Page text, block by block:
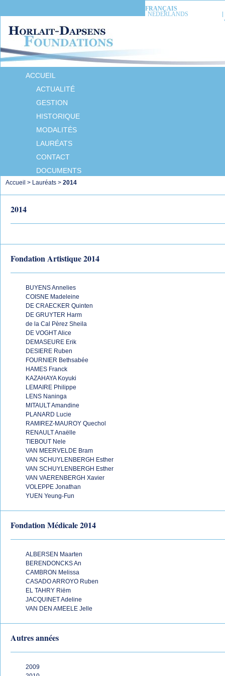
FRANÇAIS
NEDERLANDS
ACCUEIL
ACTUALITÉ
GESTION
HISTORIQUE
MODALITÉS
LAURÉATS
CONTACT
DOCUMENTS
Accueil > Lauréats > 2014
2014
Fondation Artistique 2014
BUYENS Annelies
COISNE Madeleine
DE CRAECKER Quinten
DE GRUYTER Harm
de la Cal Pèrez Sheila
DE VOGHT Alice
DEMASEURE Erik
DESIERE Ruben
FOURNIER Bethsabée
HAMES Franck
KAZAHAYA Koyuki
LEMAIRE Philippe
LENS Naninga
MITAULT Amandine
PLANARD Lucie
RAMIREZ-MAUROY Quechol
RENAULT Anaëlle
TIEBOUT Nele
VAN MEERVELDE Bram
VAN SCHUYLENBERGH Esther
VAN SCHUYLENBERGH Esther
VAN VAERENBERGH Xavier
VOLEPPE Jonathan
YUEN Yeung-Fun
Fondation Médicale 2014
ALBERSEN Maarten
BERENDONCKS An
CAMBRON Melissa
CASADO ARROYO Ruben
EL TAHRY Riëm
JACQUINET Adeline
VAN DEN AMEELE Jelle
Autres années
2009